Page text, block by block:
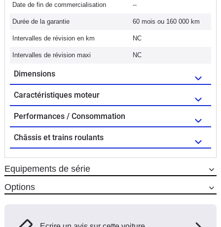
Date de fin de commercialisation --
Durée de la garantie 60 mois ou 160 000 km
Intervalles de révision en km NC
Intervalles de révision maxi NC
Dimensions
Caractéristiques moteur
Performances / Consommation
Châssis et trains roulants
Equipements de série
Options